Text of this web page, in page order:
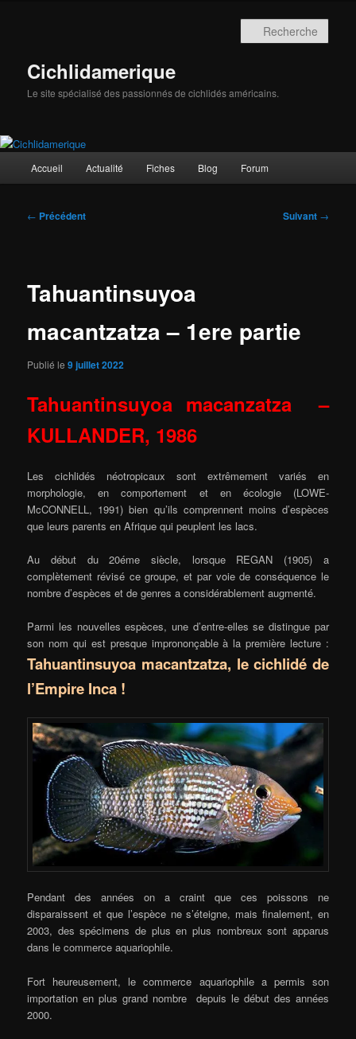
Cichlidamerique
Le site spécialisé des passionnés de cichlidés américains.
principal
Accueil Actualité Fiches Blog Forum
Navigation
← Précédent Suivant →
Tahuantinsuyoa
macantzatza – 1ere partie
Publié le9 juillet 2022
Tahuantinsuyoa macanzatza –
KULLANDER, 1986
Les cichlidés néotropicaux sont extrêmement variés en
morphologie, en comportement et en écologie (LOWE-
McCONNELL, 1991) bien qu’ils comprennent moins d’espèces
que leurs parents en Afrique qui peuplent les lacs.
Au début du 20éme siècle, lorsque REGAN (1905) a
complètement révisé ce groupe, et par voie de conséquence le
nombre d’espèces et de genres a considérablement augmenté.
Parmi les nouvelles espèces, une d’entre-elles se distingue par
son nom qui est presque imprononçable à la première lecture :
Tahuantinsuyoa macantzatza, le cichlidé de
l’Empire Inca !
Pendant des années on a craint que ces poissons ne
disparaissent et que l’espèce ne s’éteigne, mais finalement, en
2003, des spécimens de plus en plus nombreux sont apparus
dans le commerce aquariophile.
Fort heureusement, le commerce aquariophile a permis son
importation en plus grand nombre depuis le début des années
2000.